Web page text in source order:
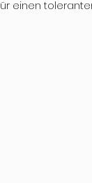
einen